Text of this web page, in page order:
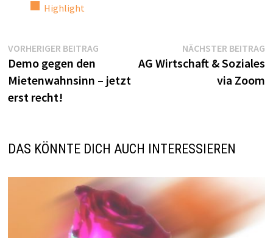
Highlight
Beitragsnavigation
VORHERIGER BEITRAGVorheriger
Demo gegen den
Mietenwahnsinn – jetzt
erst recht!
NÄCHSTER BEITRAG
AG Wirtschaft & Soziales
via Zoom
DAS KÖNNTE DICH AUCH INTERESSIEREN